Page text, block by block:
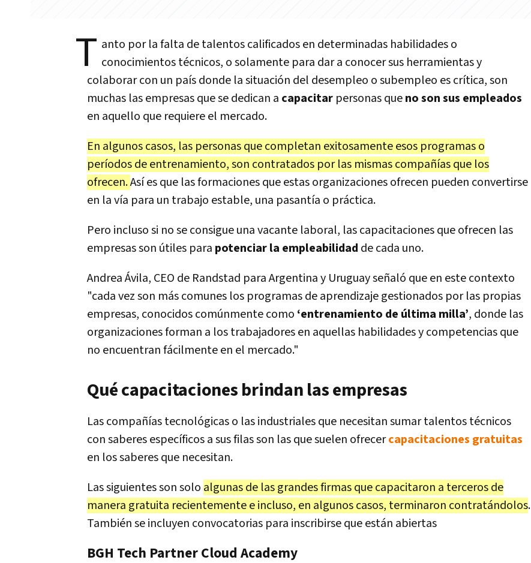
T anto por la falta de talentos calificados en determinadas habilidades o
conocimientos técnicos, o solamente para dar a conocer sus herramientas y
colaborar con un país donde la situación del desempleo o subempleo es crítica, son
muchas las empresas que se dedican a capacitar personas queno son sus empleados
en aquello que requiere el mercado.
En algunos casos, las personas que completan exitosamente esos programas o
períodos de entrenamiento, son contratados por las mismas compañías que los
ofrecen.Así es que las formaciones que estas organizaciones ofrecen pueden convertirse
en la vía para un trabajo estable, una pasantía o práctica.
Pero incluso si no se consigue una vacante laboral, las capacitaciones que ofrecen las
empresas son útiles para potenciar la empleabilidad de cada uno.
Andrea Ávila, CEO de Randstad para Argentina y Uruguay señaló que en este contexto
"cada vez son más comunes los programas de aprendizaje gestionados por las propias
empresas, conocidos comúnmente como ‘entrenamiento de última milla’, donde las
organizaciones forman a los trabajadores en aquellas habilidades y competencias que
no encuentran fácilmente en el mercado."
Qué capacitaciones brindan las empresas
Las compañías tecnológicas o las industriales que necesitan sumar talentos técnicos
con saberes específicos a sus filas son las que suelen ofrecercapacitaciones gratuitas
en los saberes que necesitan.
Las siguientes son solo algunas de las grandes firmas que capacitaron a terceros de
manera gratuita recientemente e incluso, en algunos casos, terminaron contratándolos.
También se incluyen convocatorias para inscribirse que están abiertas
BGH Tech Partner Cloud Academy